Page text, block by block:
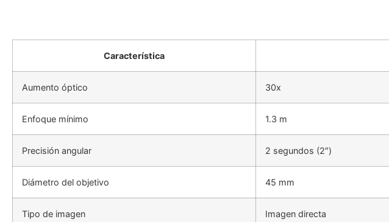
Característica
Aumento óptico 30x
Enfoque mínimo 1.3 m
Precisión angular 2 segundos (2″)
Diámetro del objetivo 45 mm
Tipo de imagen Imagen directa